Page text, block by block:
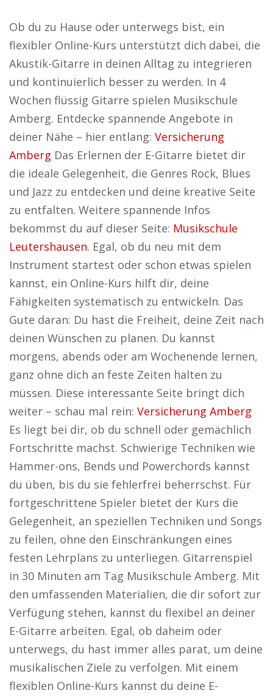
Ob du zu Hause oder unterwegs bist, ein
flexibler Online-Kurs unterstützt dich dabei, die
Akustik-Gitarre in deinen Alltag zu integrieren
und kontinuierlich besser zu werden. In 4
Wochen flüssig Gitarre spielen Musikschule
Amberg. Entdecke spannende Angebote in
deiner Nähe – hier entlang: Versicherung
Amberg Das Erlernen der E-Gitarre bietet dir
die ideale Gelegenheit, die Genres Rock, Blues
und Jazz zu entdecken und deine kreative Seite
zu entfalten. Weitere spannende Infos
bekommst du auf dieser Seite: Musikschule
Leutershausen. Egal, ob du neu mit dem
Instrument startest oder schon etwas spielen
kannst, ein Online-Kurs hilft dir, deine
Fähigkeiten systematisch zu entwickeln. Das
Gute daran: Du hast die Freiheit, deine Zeit nach
deinen Wünschen zu planen. Du kannst
morgens, abends oder am Wochenende lernen,
ganz ohne dich an feste Zeiten halten zu
müssen. Diese interessante Seite bringt dich
weiter – schau mal rein: Versicherung Amberg
Es liegt bei dir, ob du schnell oder gemächlich
Fortschritte machst. Schwierige Techniken wie
Hammer-ons, Bends und Powerchords kannst
du üben, bis du sie fehlerfrei beherrschst. Für
fortgeschrittene Spieler bietet der Kurs die
Gelegenheit, an speziellen Techniken und Songs
zu feilen, ohne den Einschränkungen eines
festen Lehrplans zu unterliegen. Gitarrenspiel
in 30 Minuten am Tag Musikschule Amberg. Mit
den umfassenden Materialien, die dir sofort zur
Verfügung stehen, kannst du flexibel an deiner
E-Gitarre arbeiten. Egal, ob daheim oder
unterwegs, du hast immer alles parat, um deine
musikalischen Ziele zu verfolgen. Mit einem
flexiblen Online-Kurs kannst du deine E-